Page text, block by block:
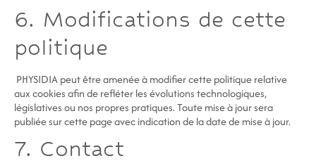
6. Modifications de cette
politique
PHYSIDIA peut être amenée à modifier cette politique relative
aux cookies afin de refléter les évolutions technologiques,
législatives ou nos propres pratiques. Toute mise à jour sera
publiée sur cette page avec indication de la date de mise à jour.
7. Contact